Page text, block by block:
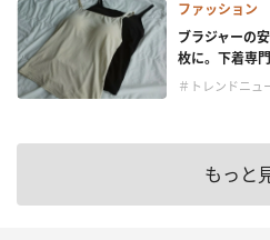
ファッション
ブラジャーの
枚に。下着専
＃トレンドニュ
もっと